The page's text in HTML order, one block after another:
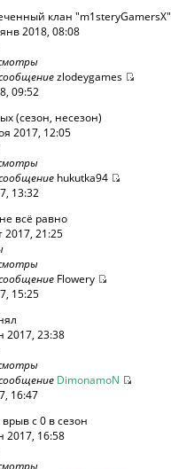
клан "m1steryGamersX"
2018, 08:08
zlodeygames
09:52
(сезон, несезон)
2017, 12:05
hukutka94
13:32
всё равно
2017, 21:25
Flowery
15:25
2017, 23:38
DimonamoN
16:47
с 0 в сезон
2017, 16:58